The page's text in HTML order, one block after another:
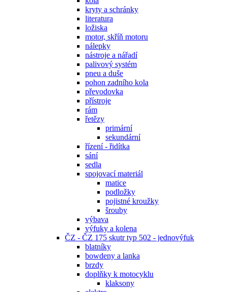
kryty a schránky
literatura
ložiska
motor, skříň motoru
nálepky
nástroje a nářadí
palivový systém
pneu a duše
pohon zadního kola
převodovka
přístroje
rám
řetězy
primární
sekundární
řízení - řidítka
sání
sedla
spojovací materiál
matice
podložky
pojistné kroužky
šrouby
výbava
výfuky a kolena
ČZ - ČZ 175 skutr typ 502 - jednovýfuk
blatníky
bowdeny a lanka
brzdy
doplňky k motocyklu
klaksony